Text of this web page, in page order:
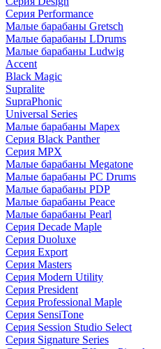
Серия Performance
Малые барабаны Gretsch
Малые барабаны LDrums
Малые барабаны Ludwig
Accent
Black Magic
Supralite
SupraPhonic
Universal Series
Малые барабаны Mapex
Серия Black Panther
Серия MPX
Малые барабаны Megatone
Малые барабаны PC Drums
Малые барабаны PDP
Малые барабаны Peace
Малые барабаны Pearl
Серия Decade Maple
Серия Duoluxe
Серия Export
Серия Masters
Серия Modern Utility
Серия President
Серия Professional Maple
Серия SensiTone
Серия Session Studio Select
Серия Signature Series